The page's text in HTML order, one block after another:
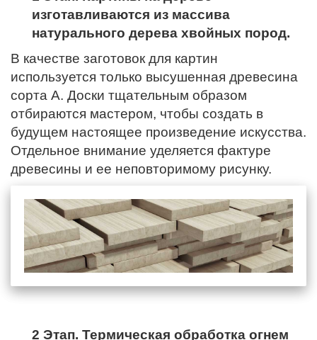
изготавливаются из массива
натурального дерева хвойных пород.
В качестве заготовок для картин
используется только высушенная древесина
сорта А. Доски тщательным образом
отбираются мастером, чтобы создать в
будущем настоящее произведение искусства.
Отдельное внимание уделяется фактуре
древесины и ее неповторимому рисунку.
2 Этап. Термическая обработка огнем